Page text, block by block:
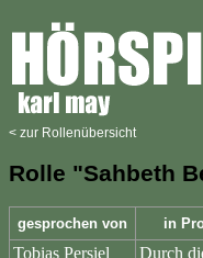
< zur Rollenübersicht
Rolle "Sahbeth
gesprochen von in
Tobias Persiel Durch